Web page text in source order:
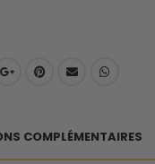
COMPLÉMENTAIRES